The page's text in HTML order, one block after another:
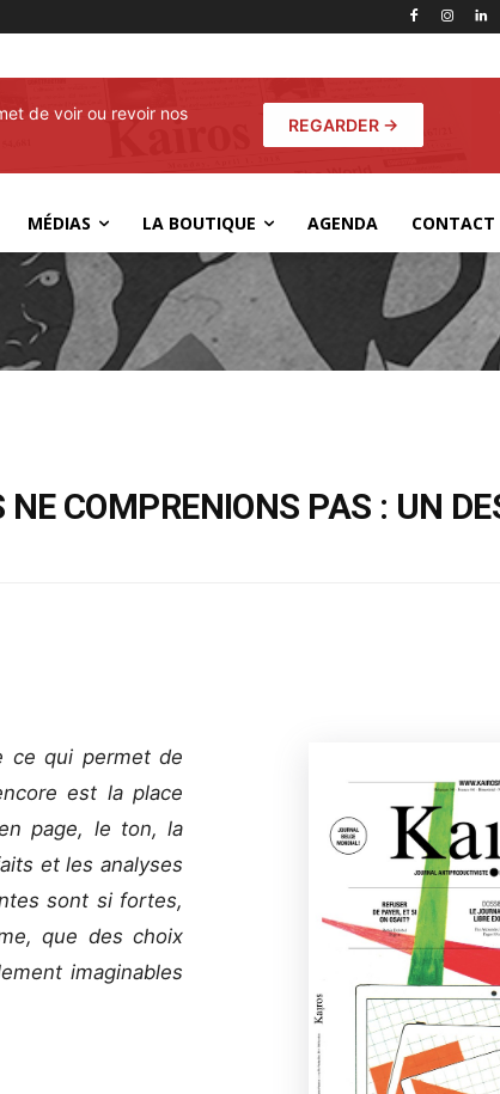
de voir ou revoir nos
REGARDER →
MÉDIAS LA BOUTIQUE AGENDA CONTACT
NE COMPRENIONS PAS : UN
ce qui permet de
est la place
page, le ton, la
et les analyses
sont si fortes,
que des choix
imaginables